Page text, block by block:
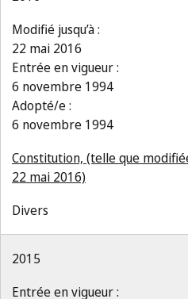
Modifié jusqu’à :
22 mai 2016
Entrée en vigueur :
6 novembre 1994
Adopté/e :
6 novembre 1994
Constitution, (telle que
22 mai 2016)
Divers
2015
Entrée en vigueur :